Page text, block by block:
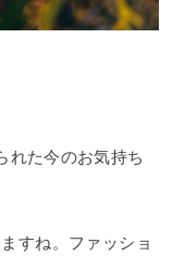
れた今のお気持ち
すね。ファッショ